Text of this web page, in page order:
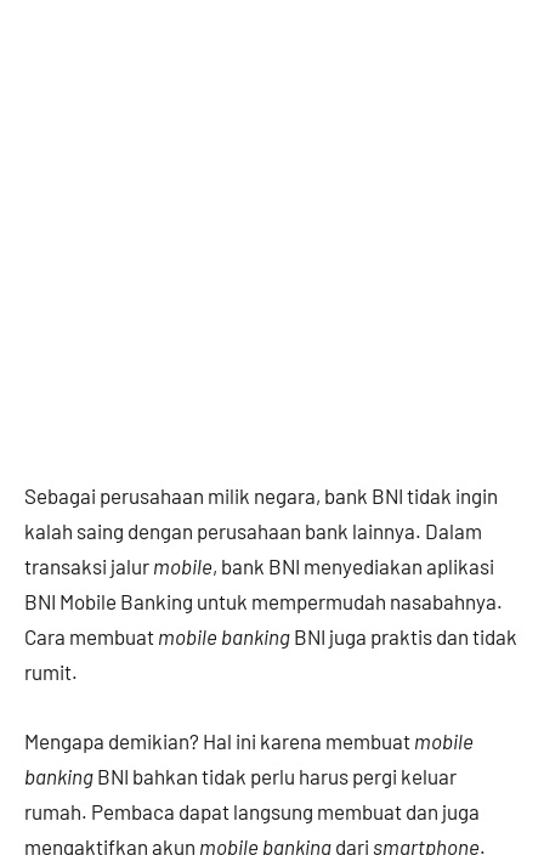
Sebagai perusahaan milik negara, bank BNI tidak ingin
kalah saing dengan perusahaan bank lainnya. Dalam
transaksi jalur mobile, bank BNI menyediakan aplikasi
BNI Mobile Banking untuk mempermudah nasabahnya.
Cara membuat mobile banking BNI juga praktis dan tidak
rumit.
Mengapa demikian? Hal ini karena membuat mobile
banking BNI bahkan tidak perlu harus pergi keluar
rumah. Pembaca dapat langsung membuat dan juga
mengaktifkan akun mobile banking dari smartphone.